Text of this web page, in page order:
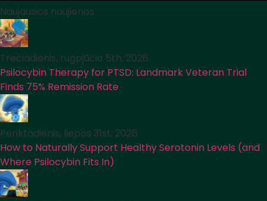
Naujausios naujienos
Trečiadienis, rugpjūčio 5th, 2026
Psilocybin Therapy for PTSD: Landmark Veteran Trial
Finds 75% Remission Rate
Penktadienis, liepos 31st, 2026
How to Naturally Support Healthy Serotonin Levels (and
Where Psilocybin Fits In)